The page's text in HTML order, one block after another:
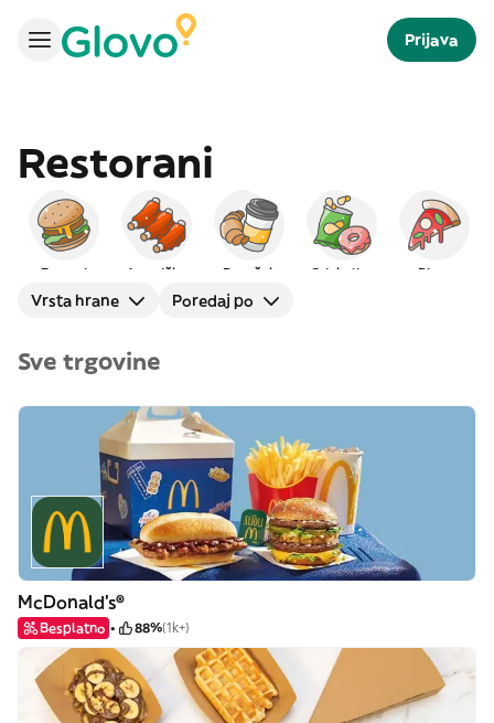
Prijava
Restorani
Burgeri Američka Doručak Grickalice Pizza
Vrsta hrane Poredaj po
Sve trgovine
McDonald's®
Besplatno 88%(1k+)